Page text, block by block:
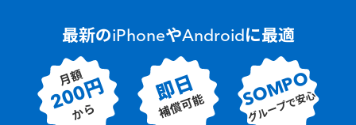
最新のiPhoneやAndroidに最適
月額
200円
から
即日
補償可能 SOMPO
グループで安心